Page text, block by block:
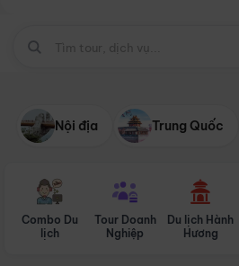
Nội địa Trung Quốc
Combo Du
lịch
Tour Doanh
Nghiệp
Du lịch Hành
Hương